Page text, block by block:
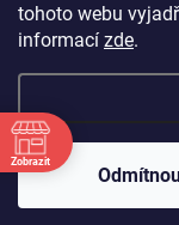
tohoto webu
informací zde.
770192683
Copyright
Zobrazit